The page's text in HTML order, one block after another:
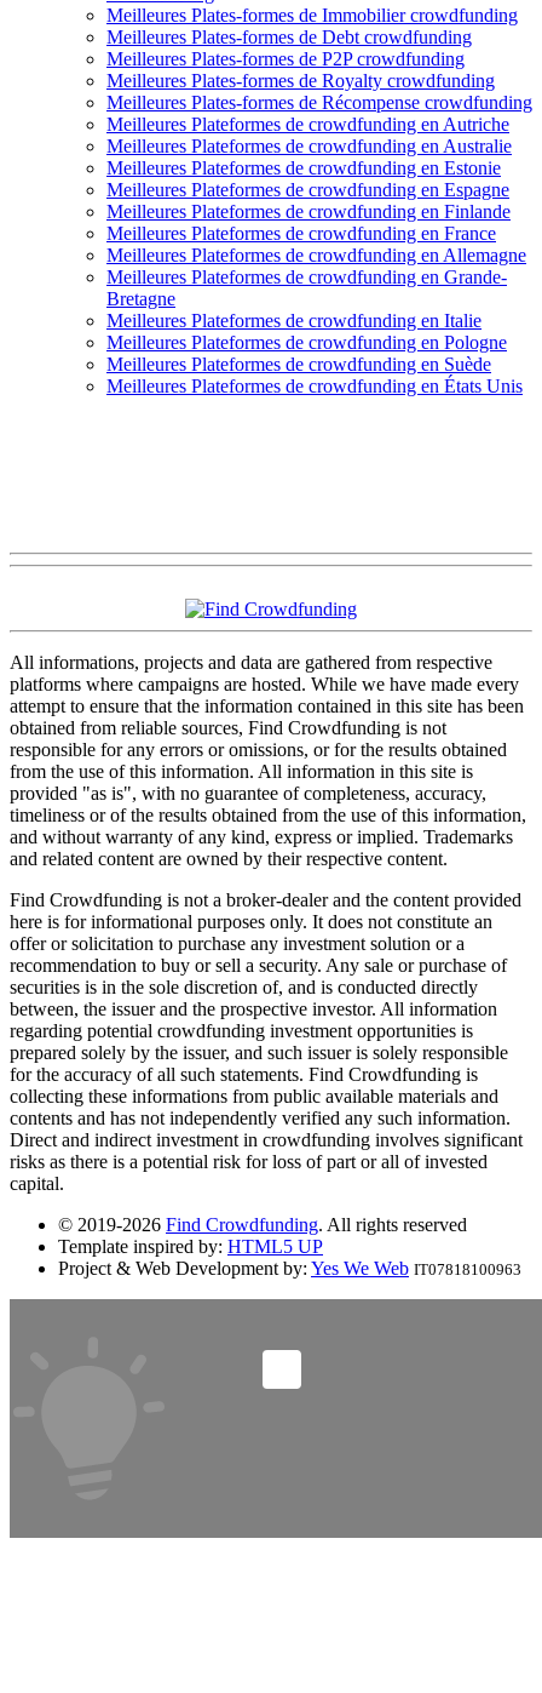
Meilleures Plates-formes de Immobilier crowdfunding
Meilleures Plates-formes de Debt crowdfunding
Meilleures Plates-formes de P2P crowdfunding
Meilleures Plates-formes de Royalty crowdfunding
Meilleures Plates-formes de Récompense crowdfunding
Meilleures Plateformes de crowdfunding en Autriche
Meilleures Plateformes de crowdfunding en Australie
Meilleures Plateformes de crowdfunding en Estonie
Meilleures Plateformes de crowdfunding en Espagne
Meilleures Plateformes de crowdfunding en Finlande
Meilleures Plateformes de crowdfunding en France
Meilleures Plateformes de crowdfunding en Allemagne
Meilleures Plateformes de crowdfunding en Grande-
Bretagne
Meilleures Plateformes de crowdfunding en Italie
Meilleures Plateformes de crowdfunding en Pologne
Meilleures Plateformes de crowdfunding en Suède
Meilleures Plateformes de crowdfunding en États Unis
All informations, projects and data are gathered from respective
platforms where campaigns are hosted. While we have made every
attempt to ensure that the information contained in this site has been
obtained from reliable sources, Find Crowdfunding is not
responsible for any errors or omissions, or for the results obtained
from the use of this information. All information in this site is
provided "as is", with no guarantee of completeness, accuracy,
timeliness or of the results obtained from the use of this information,
and without warranty of any kind, express or implied. Trademarks
and related content are owned by their respective content.
Find Crowdfunding is not a broker-dealer and the content provided
here is for informational purposes only. It does not constitute an
offer or solicitation to purchase any investment solution or a
recommendation to buy or sell a security. Any sale or purchase of
securities is in the sole discretion of, and is conducted directly
between, the issuer and the prospective investor. All information
regarding potential crowdfunding investment opportunities is
prepared solely by the issuer, and such issuer is solely responsible
for the accuracy of all such statements. Find Crowdfunding is
collecting these informations from public available materials and
contents and has not independently verified any such information.
Direct and indirect investment in crowdfunding involves significant
risks as there is a potential risk for loss of part or all of invested
capital.
© 2019-2026 Find Crowdfunding. All rights reserved
Template inspired by: HTML5 UP
Project & Web Development by: Yes We Web IT07818100963